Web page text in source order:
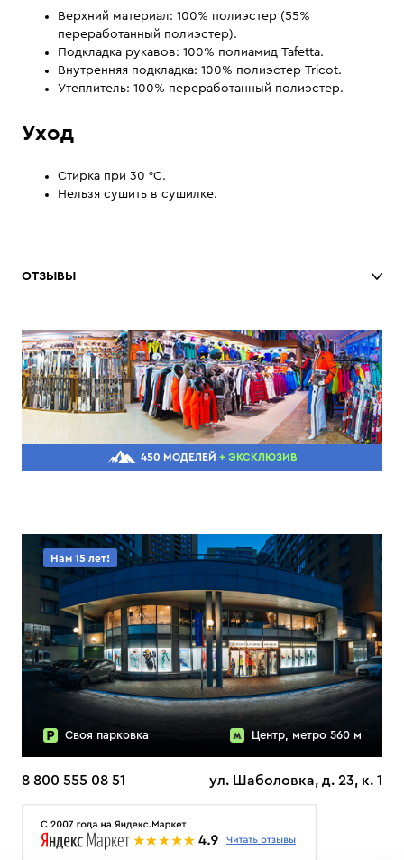
Верхний материал: 100% полиэстер (55%
переработанный полиэстер).
Подкладка рукавов: 100% полиамид Tafetta.
Внутренняя подкладка: 100% полиэстер Tricot.
Утеплитель: 100% переработанный полиэстер.
Уход
Стирка при 30 °C.
Нельзя сушить в сушилке.
ОТЗЫВЫ
450 МОДЕЛЕЙ + ЭКСКЛЮЗИВ
Нам 15 лет!
Своя парковка Центр, метро 560 м
8 800 555 08 51 ул. Шаболовка, д. 23, к. 1